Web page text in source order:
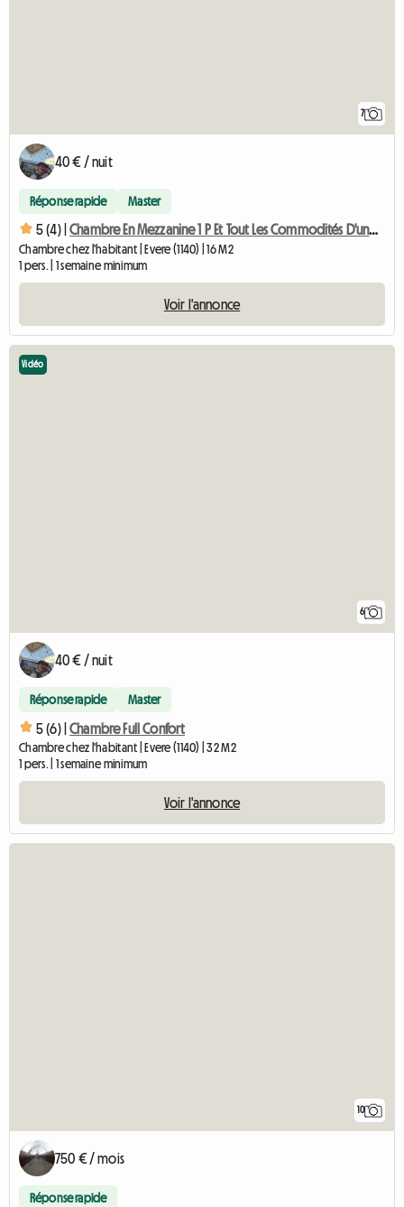
7
40 € / nuit
Réponse rapide Master
5 (4) | Chambre En Mezzanine 1 P Et Tout Les Commodités D'une Maison
Chambre chez l'habitant | Evere (1140) | 16 M2
1 pers. | 1 semaine minimum
Voir l'annonce
6
Vidéo
40 € / nuit
Réponse rapide Master
5 (6) | Chambre Full Confort
Chambre chez l'habitant | Evere (1140) | 32 M2
1 pers. | 1 semaine minimum
Voir l'annonce
10
750 € / mois
Réponse rapide